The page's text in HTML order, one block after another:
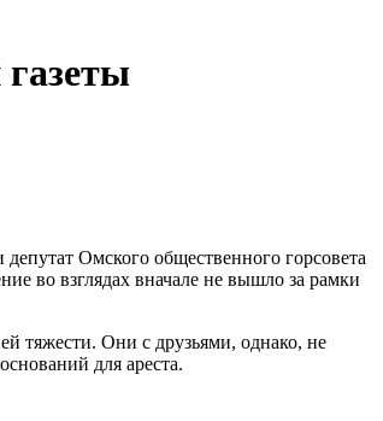
Омского общественного горсовета
во взглядах вначале не вышло за рамки
тяжести. Они с друзьями, однако, не
для ареста.